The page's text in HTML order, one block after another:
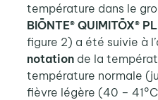
température dans le
BIŌNTE® QUIMITŌX®
figure 2) a été suivie à
notationde la
température normale
fièvre légère (40 –